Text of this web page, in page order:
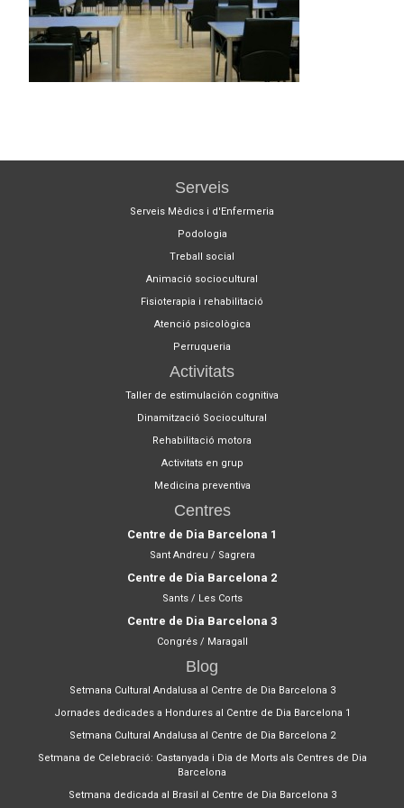
Serveis
Serveis Mèdics i d'Enfermeria
Podologia
Treball social
Animació sociocultural
Fisioterapia i rehabilitació
Atenció psicològica
Perruqueria
Activitats
Taller de estimulación cognitiva
Dinamització Sociocultural
Rehabilitació motora
Activitats en grup
Medicina preventiva
Centres
Centre de Dia Barcelona 1
Sant Andreu / Sagrera
Centre de Dia Barcelona 2
Sants / Les Corts
Centre de Dia Barcelona 3
Congrés / Maragall
Blog
Setmana Cultural Andalusa al Centre de Dia Barcelona 3
Jornades dedicades a Hondures al Centre de Dia Barcelona 1
Setmana Cultural Andalusa al Centre de Dia Barcelona 2
Setmana de Celebració: Castanyada i Dia de Morts als Centres de Dia
Barcelona
Setmana dedicada al Brasil al Centre de Dia Barcelona 3